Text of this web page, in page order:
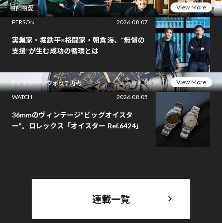
相師相愛
View More
PERSON
2026.08.07
実業家・堀鉄平×格闘家・朝倉海、“無償の
支援”が生む成功の循環とは
ヴィンテージウォッチ再考
View More
WATCH
2026.08.05
36mmのヴィンテージ"ビッグオイスタ
ー"。ロレックス「オイスター Ref.6424」
連載一覧